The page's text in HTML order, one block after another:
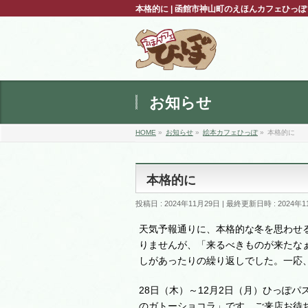
本格的に | 函館市神山町のえほんカフェひっ
お知らせ
HOME » お知らせ » 絵本カフェひっぽ» 本格的に
本格的に
投稿日 : 2024年11月29日 最終更新日時 : 2024年
天気予報通りに、本格的な冬を思わ
りませんが、「来るべきものが来た
しがあったりの繰り返しでした。一
28日（木）～12月2日（月）ひっぽパ